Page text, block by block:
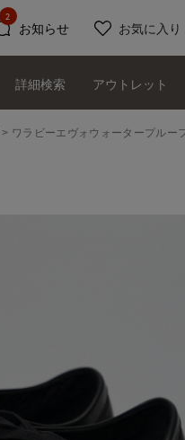
お知らせ
2
お気に入り
詳細検索 アウトレット
ワラビーエヴォウォータープルー